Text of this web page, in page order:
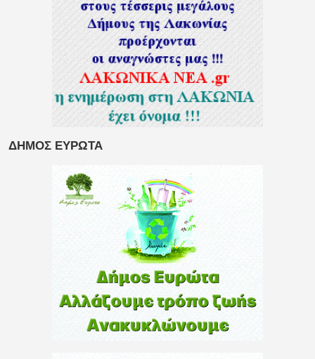
ΔΗΜΟΣ ΕΥΡΩΤΑ